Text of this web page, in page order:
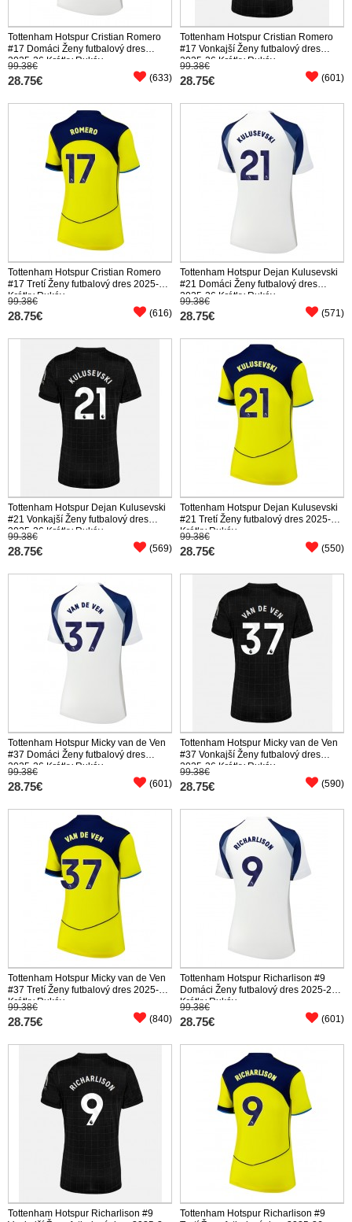
Tottenham Hotspur Cristian Romero
#17 Domáci Ženy futbalový dres
2025-26 Krátky Rukáv
99.38€
28.75€ (633)
Tottenham Hotspur Cristian Romero
#17 Vonkajší Ženy futbalový dres
2025-26 Krátky Rukáv
99.38€
28.75€ (601)
Tottenham Hotspur Cristian Romero
#17 Tretí Ženy futbalový dres 2025-26
Krátky Rukáv
99.38€
28.75€ (616)
Tottenham Hotspur Dejan Kulusevski
#21 Domáci Ženy futbalový dres
2025-26 Krátky Rukáv
99.38€
28.75€ (571)
Tottenham Hotspur Dejan Kulusevski
#21 Vonkajší Ženy futbalový dres
2025-26 Krátky Rukáv
99.38€
28.75€ (569)
Tottenham Hotspur Dejan Kulusevski
#21 Tretí Ženy futbalový dres 2025-26
Krátky Rukáv
99.38€
28.75€ (550)
Tottenham Hotspur Micky van de Ven
#37 Domáci Ženy futbalový dres
2025-26 Krátky Rukáv
99.38€
28.75€ (601)
Tottenham Hotspur Micky van de Ven
#37 Vonkajší Ženy futbalový dres
2025-26 Krátky Rukáv
99.38€
28.75€ (590)
Tottenham Hotspur Micky van de Ven
#37 Tretí Ženy futbalový dres 2025-26
Krátky Rukáv
99.38€
28.75€ (840)
Tottenham Hotspur Richarlison #9
Domáci Ženy futbalový dres 2025-26
Krátky Rukáv
99.38€
28.75€ (601)
Tottenham Hotspur Richarlison #9
Tottenham Hotspur Richarlison #9